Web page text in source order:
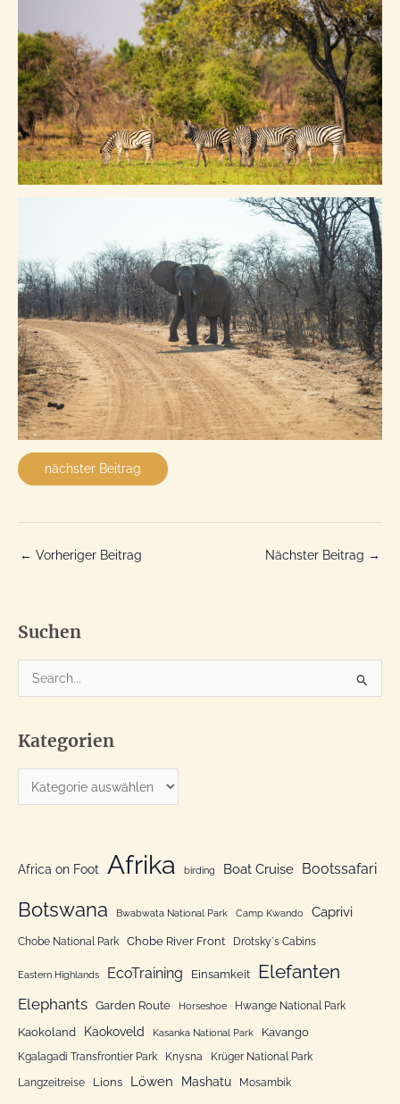
nächster Beitrag
← Vorheriger Beitrag Nächster Beitrag →
Suchen
u
h
e
c
Kategorien
a
g
o
i
e
n
Africa on Foot Afrika birding Boat Cruise Bootssafari
Botswana Bwabwata National Park Camp Kwando Caprivi
Chobe National Park Chobe River Front Drotsky´s Cabins
Eastern Highlands EcoTraining Einsamkeit Elefanten
Elephants Garden Route Horseshoe Hwange National Park
Kaokoland Kaokoveld Kasanka National Park Kavango
Kgalagadi Transfrontier Park Knysna Krüger National Park
Langzeitreise Lions Löwen Mashatu Mosambik